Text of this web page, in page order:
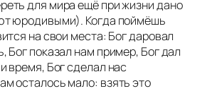
для мира ещё при жизни дано
юродивыми). Когда поймёшь
на свои места: Бог даровал
Бог показал нам пример, Бог дал
время, Бог сделал нас
осталось мало: взять это